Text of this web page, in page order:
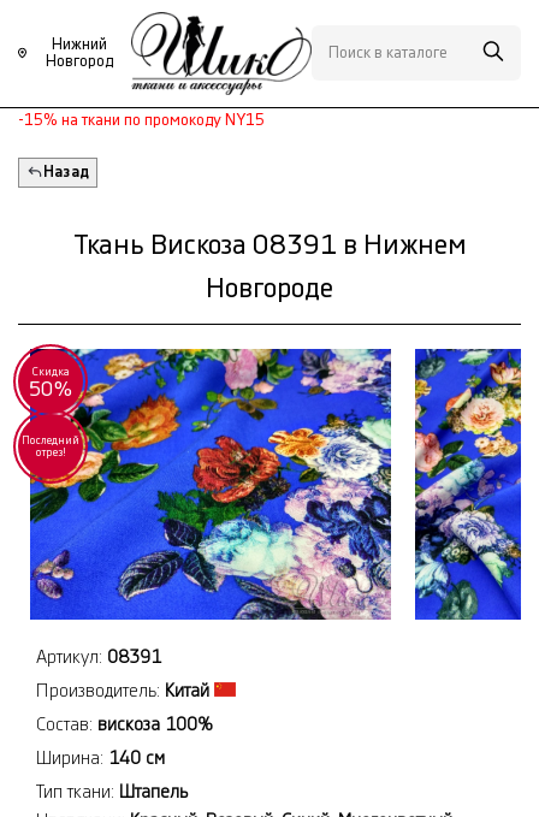
Нижний
Новгород
-15% на ткани по промокоду NY15
Назад
Ткань Вискоза 08391 в Нижнем
Новгороде
Скидка
50%
Последний
отрез!
Артикул: 08391
Производитель: Китай
Состав: вискоза 100%
Ширина: 140 см
Тип ткани: Штапель